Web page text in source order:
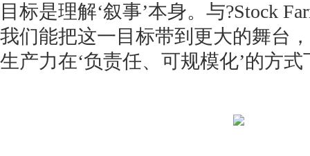
目标是理解‘叙事’本身。与?Stock
我们能把这一目标带到更大的舞台
生产力在‘负责任、可规模化’的方